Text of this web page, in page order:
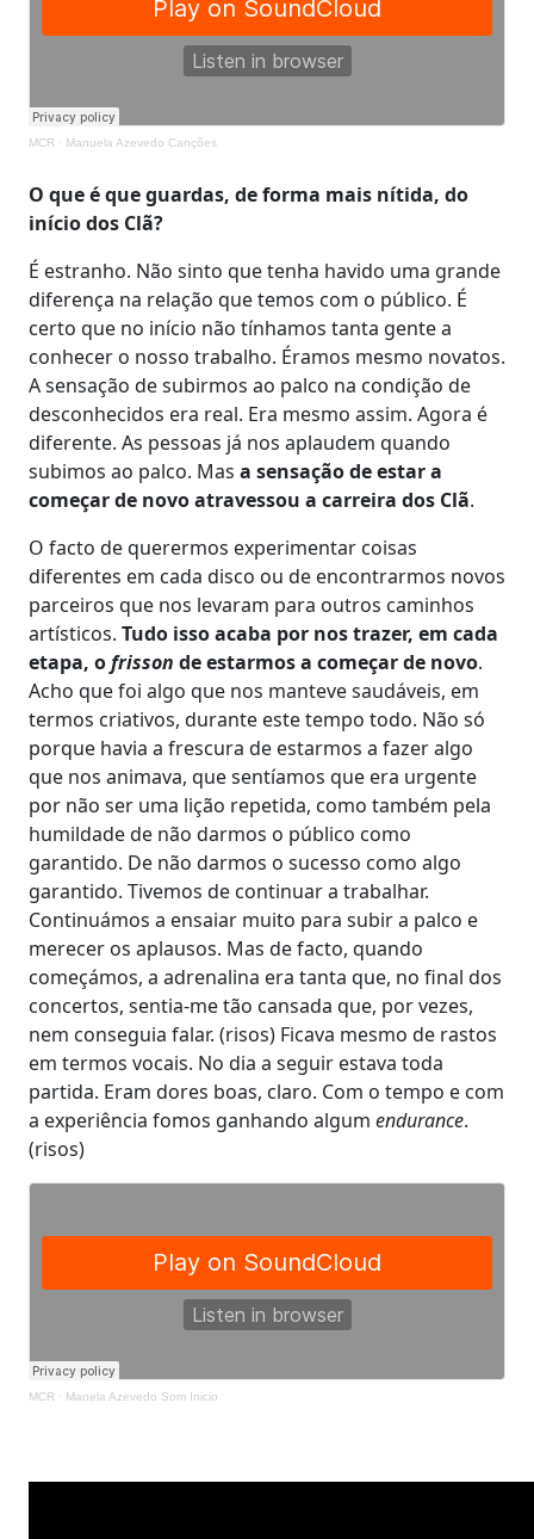
MCR · Manuela Azevedo Canções
O que é que guardas, de forma mais nítida, do
início dos Clã?
É estranho. Não sinto que tenha havido uma grande
diferença na relação que temos com o público. É
certo que no início não tínhamos tanta gente a
conhecer o nosso trabalho. Éramos mesmo novatos.
A sensação de subirmos ao palco na condição de
desconhecidos era real. Era mesmo assim. Agora é
diferente. As pessoas já nos aplaudem quando
subimos ao palco. Mas a sensação de estar a
começar de novo atravessou a carreira dos Clã.
O facto de querermos experimentar coisas
diferentes em cada disco ou de encontrarmos novos
parceiros que nos levaram para outros caminhos
artísticos. Tudo isso acaba por nos trazer, em cada
etapa, ofrisson de estarmos a começar de novo.
Acho que foi algo que nos manteve saudáveis, em
termos criativos, durante este tempo todo. Não só
porque havia a frescura de estarmos a fazer algo
que nos animava, que sentíamos que era urgente
por não ser uma lição repetida, como também pela
humildade de não darmos o público como
garantido. De não darmos o sucesso como algo
garantido. Tivemos de continuar a trabalhar.
Continuámos a ensaiar muito para subir a palco e
merecer os aplausos. Mas de facto, quando
começámos, a adrenalina era tanta que, no final dos
concertos, sentia-me tão cansada que, por vezes,
nem conseguia falar. (risos) Ficava mesmo de rastos
em termos vocais. No dia a seguir estava toda
partida. Eram dores boas, claro. Com o tempo e com
a experiência fomos ganhando algum endurance.
(risos)
MCR · Manela Azevedo Som Inicio